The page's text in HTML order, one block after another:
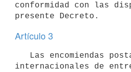
conformidad con las
Artículo 3
internacionales de